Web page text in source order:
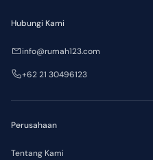
Perusahaan
Tentang Kami
Hubungi Kami
info@rumah123.com
+62 21 30496123